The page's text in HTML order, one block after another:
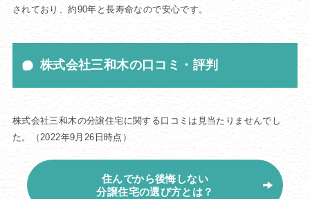
されており、約90年と長寿命なので安心です。
株式会社三和木の口コミ・評判
株式会社三和木の分譲住宅に関する口コミは見当たりませんでし
た。（2022年9月26日時点）
住んでから後悔しない
分譲住宅の選び方とは？